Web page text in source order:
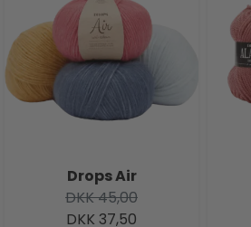
Drops Air
DKK 45,00
DKK 37,50